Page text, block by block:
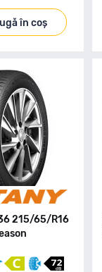
în coș
215/65/R16